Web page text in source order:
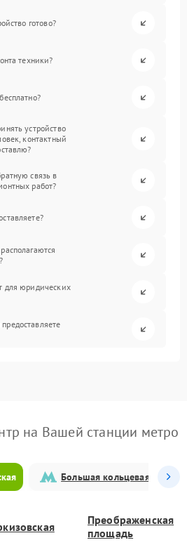
готово?
техники?
устройство
контактный
связь в
работ?
для юридических
на Вашей станции метро
Большая кольцевая
Преображенская
площадь